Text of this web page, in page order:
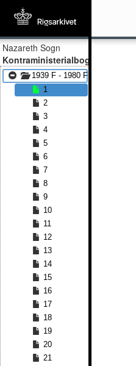
Nazareth Sogn
Kontraministerialbog
1939 F - 1980 F
1
2
3
4
5
6
7
8
9
10
11
12
13
14
15
16
17
18
19
20
21